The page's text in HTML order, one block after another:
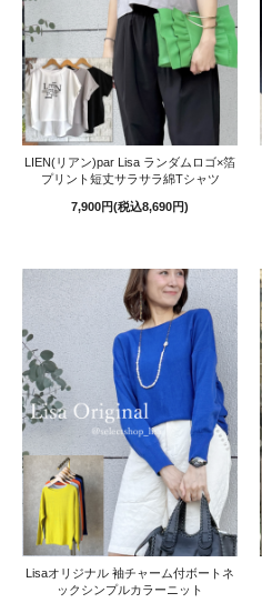
LIEN(リアン)par Lisa ランダムロゴ×箔
プリント短丈サラサラ綿Tシャツ
7,900円(税込8,690円)
Lisaオリジナル 袖チャーム付ボートネ
ックシンプルカラーニット